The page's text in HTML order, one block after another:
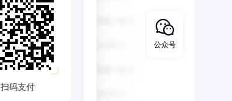
扫码支付
公众号